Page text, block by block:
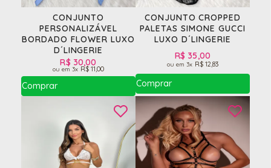
CONJUNTO
PERSONALIZÁVEL
BORDADO FLOWER LUXO
D´LINGERIE
R$ 30,00
3x R$ 11,00
CONJUNTO CROPPED
PALETAS SIMONE GUCCI
LUXO D´LINGERIE
R$ 35,00
3x R$ 12,83